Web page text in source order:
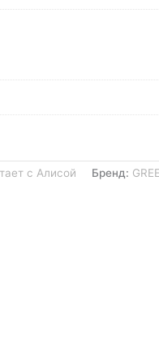
с Алисой Бренд: GREE